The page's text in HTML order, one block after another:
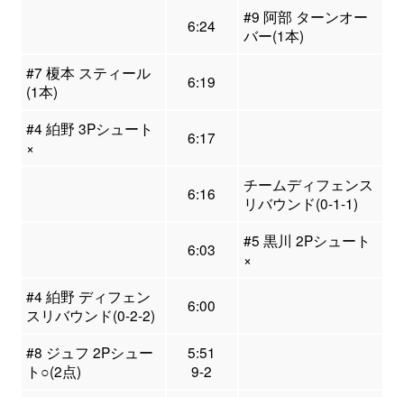
6:24
#9 阿部 ターンオー
バー(1本)
#7 榎本 スティール
(1本)
6:19
#4 絈野 3Pシュート
×
6:17
6:16
チームディフェンス
リバウンド(0-1-1)
6:03
#5 黒川 2Pシュート
×
#4 絈野 ディフェン
スリバウンド(0-2-2)
6:00
#8 ジュフ 2Pシュー
ト○(2点)
5:51
9-2